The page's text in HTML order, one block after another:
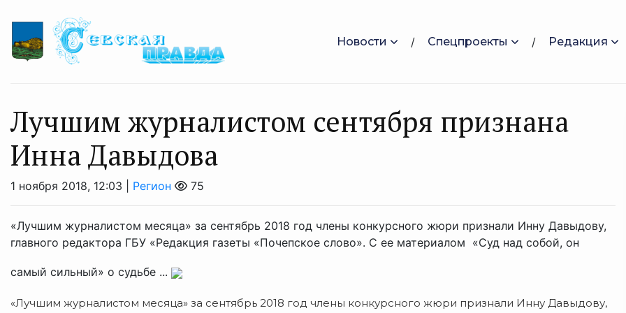
Новости Спецпроекты Редакция
Лучшим журналистом сентября признана
Инна Давыдова
1 ноября 2018, 12:03 | Регион 75
«Лучшим журналистом месяца» за сентябрь 2018 год члены конкурсного жюри признали Инну Давыдову,
главного редактора ГБУ «Редакция газеты «Почепское слово». С ее материалом «Суд над собой, он
самый сильный» о судьбе ...
«Лучшим журналистом месяца» за сентябрь 2018 год члены конкурсного жюри признали Инну Давыдову,